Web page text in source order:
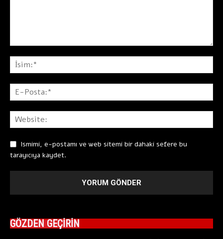
Ismimi, e-postamı ve web sitemi bir dahaki sefere bu
tarayıcıya kaydet.
GÖZDEN GEÇİRİN